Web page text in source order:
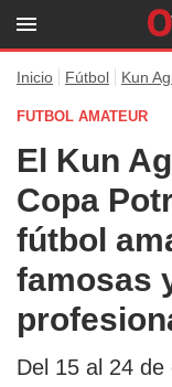
Inicio Fútbol Kun
FUTBOL AMATEUR
El Kun
Copa
fútbol
famosas
Del 15 al 24